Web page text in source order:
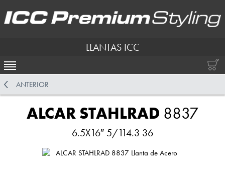
LLANTAS ICC
ACTIVAR NAVEGACIÓN
ANTERIOR
ALCAR STAHLRAD 8837
6.5X16″ 5/114.3 36